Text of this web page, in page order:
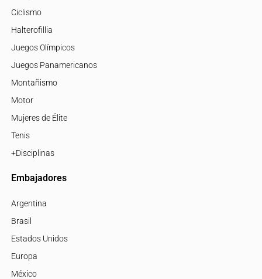
Ciclismo
Halterofillia
Juegos Olímpicos
Juegos Panamericanos
Montañismo
Motor
Mujeres de Élite
Tenis
+Disciplinas
Embajadores
Argentina
Brasil
Estados Unidos
Europa
México